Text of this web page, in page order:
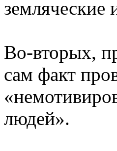
Во-вторых,
сам факт
людей».